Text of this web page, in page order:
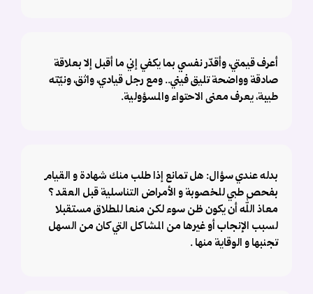
أعرف قيمتي، وأقدّر نفسي بما يكفي إني ما أقبل إلا بعلاقة
صادقة وواضحة تليق فيني.. ومع رجل قيادي، واثق، ونيّته
طيبة، يعرف معنى الاحتواء والمسؤولية.
بدله عندي سؤال: هل تمانع إذا طلب منك شهادة و القيام
بفحص طبي للخصوبة و الأمراض التناسلية قبل العقد ؟
معاذ الله أن يكون ظن سوء لكن منعا للطلاق مستقبلا
لسبب الإنجاب أو غيرها من المشاكل التي كان من السهل
تجنبها و الوقاية منها .